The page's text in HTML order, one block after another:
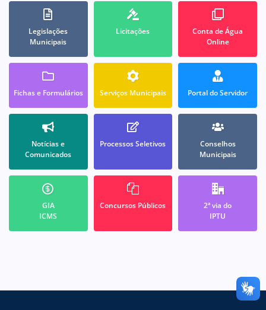
Legislações
Municipais
Licitações
Conta de Água
Online
Fichas e Formulários Serviços Municipais Portal do Servidor
Notícias e
Comunicados
Processos Seletivos
Conselhos
Municipais
GIA
ICMS
Concursos Públicos
2ª via do
IPTU